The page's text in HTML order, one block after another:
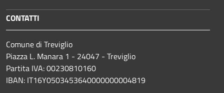
CONTATTI
Comune di Treviglio
Piazza L. Manara 1 - 24047 - Treviglio
Partita IVA: 00230810160
IBAN: IT16Y0503453640000000004819